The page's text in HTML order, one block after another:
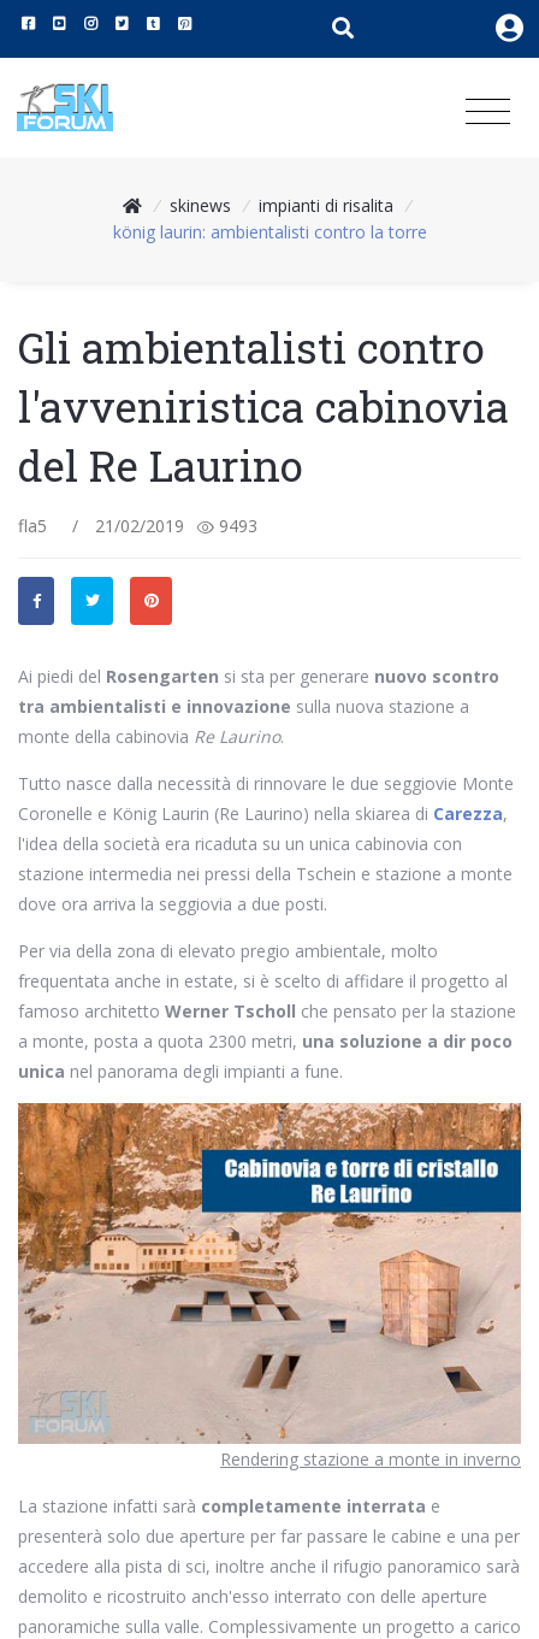
/ skinews / impianti di risalita /
könig laurin: ambientalisti contro la torre
Gli ambientalisti contro
l'avveniristica cabinovia
del Re Laurino
fla5 / 21/02/2019 9493
Ai piedi del Rosengarten si sta per generare nuovo scontro
tra ambientalisti e innovazione sulla nuova stazione a
monte della cabinovia Re Laurino.
Tutto nasce dalla necessità di rinnovare le due seggiovie Monte
Coronelle e König Laurin (Re Laurino) nella skiarea di Carezza,
l'idea della società era ricaduta su un unica cabinovia con
stazione intermedia nei pressi della Tschein e stazione a monte
dove ora arriva la seggiovia a due posti.
Per via della zona di elevato pregio ambientale, molto
frequentata anche in estate, si è scelto di affidare il progetto al
famoso architetto Werner Tscholl che pensato per la stazione
a monte, posta a quota 2300 metri, una soluzione a dir poco
unica nel panorama degli impianti a fune.
Rendering stazione a monte in inverno
La stazione infatti sarà completamente interrata e
presenterà solo due aperture per far passare le cabine e una per
accedere alla pista di sci, inoltre anche il rifugio panoramico sarà
demolito e ricostruito anch'esso interrato con delle aperture
panoramiche sulla valle. Complessivamente un progetto a carico